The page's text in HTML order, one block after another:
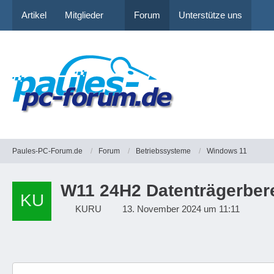
Artikel Mitglieder Forum Unterstütze uns
Paules-PC-Forum.de Forum Betriebssysteme Windows 11
W11 24H2
KURU 13. November 2024 um 11:11